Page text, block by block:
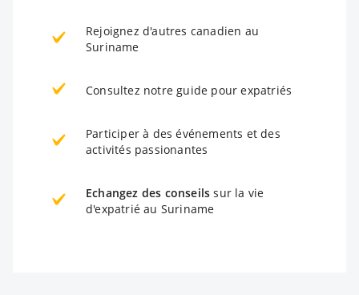
Rejoignez d'autres canadien au
Suriname
Consultez notre guide pour expatriés
Participer à des événements et des
activités passionantes
Echangez des conseils sur la vie
d'expatrié au Suriname